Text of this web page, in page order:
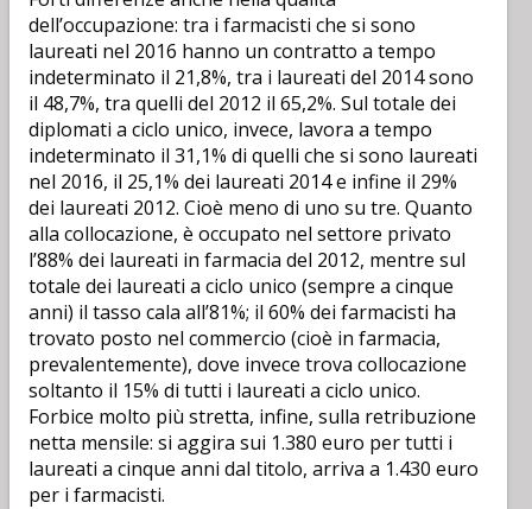
dell’occupazione: tra i farmacisti che si sono
laureati nel 2016 hanno un contratto a tempo
indeterminato il 21,8%, tra i laureati del 2014 sono
il 48,7%, tra quelli del 2012 il 65,2%. Sul totale dei
diplomati a ciclo unico, invece, lavora a tempo
indeterminato il 31,1% di quelli che si sono laureati
nel 2016, il 25,1% dei laureati 2014 e infine il 29%
dei laureati 2012. Cioè meno di uno su tre. Quanto
alla collocazione, è occupato nel settore privato
l’88% dei laureati in farmacia del 2012, mentre sul
totale dei laureati a ciclo unico (sempre a cinque
anni) il tasso cala all’81%; il 60% dei farmacisti ha
trovato posto nel commercio (cioè in farmacia,
prevalentemente), dove invece trova collocazione
soltanto il 15% di tutti i laureati a ciclo unico.
Forbice molto più stretta, infine, sulla retribuzione
netta mensile: si aggira sui 1.380 euro per tutti i
laureati a cinque anni dal titolo, arriva a 1.430 euro
per i farmacisti.